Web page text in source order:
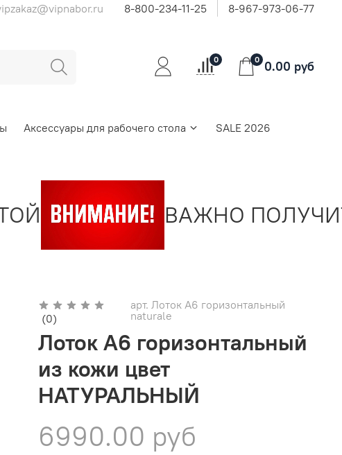
8-800-234-11-25 8-967-973-06-77
0 0 0.00 руб
Аксессуары для рабочего стола
SALE 2026
ВАЖНО ПОЛУЧИТЬ
(0)
арт.Лоток А6 горизонтальный
naturale
Лоток А6 горизонтальный
из кожи цвет
НАТУРАЛЬНЫЙ
6990.00 руб